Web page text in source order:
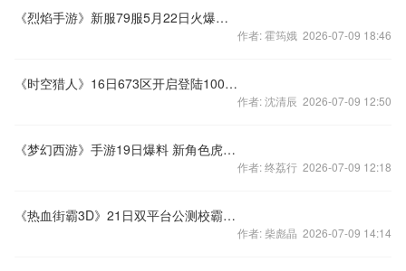
《烈焰手游》新服79服5月22日火爆开启
作者: 霍筠娥 2026-07-09 18:46
《时空猎人》16日673区开启登陆100%送豪礼
作者: 沈清辰 2026-07-09 12:50
《梦幻西游》手游19日爆料 新角色虎头怪形象曝光
作者: 终荔行 2026-07-09 12:18
《热血街霸3D》21日双平台公测校霸约你打一架
作者: 柴彪晶 2026-07-09 14:14